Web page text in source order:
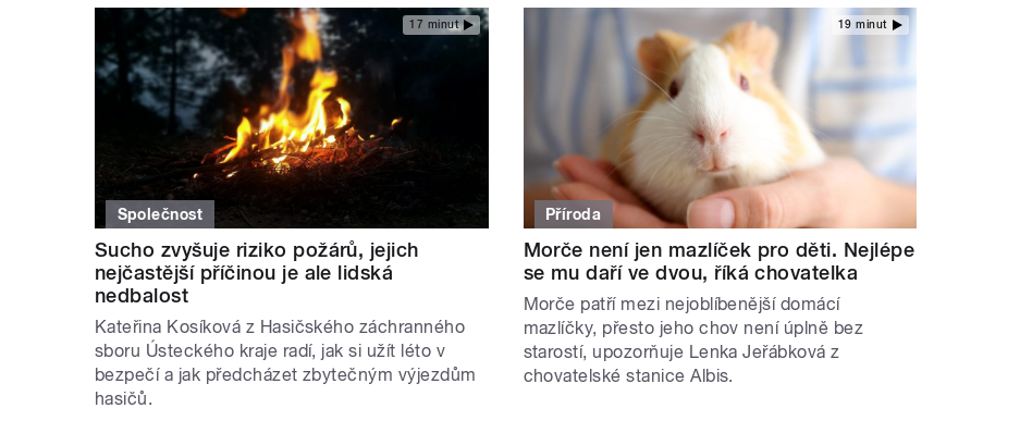
17 minut
Společnost
Sucho zvyšuje riziko požárů, jejich
nejčastější příčinou je ale lidská
nedbalost
Kateřina Kosíková z Hasičského záchranného
sboru Ústeckého kraje radí, jak si užít léto v
bezpečí a jak předcházet zbytečným výjezdům
hasičů.
19 minut
Příroda
Morče není jen mazlíček pro děti. Nejlépe
se mu daří ve dvou, říká chovatelka
Morče patří mezi nejoblíbenější domácí
mazlíčky, přesto jeho chov není úplně bez
starostí, upozorňuje Lenka Jeřábková z
chovatelské stanice Albis.